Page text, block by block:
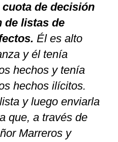
de decisión
de listas de
Él es alto
y él tenía
hechos y tenía
hechos ilícitos.
y luego enviarla
que, a través de
Marreros y